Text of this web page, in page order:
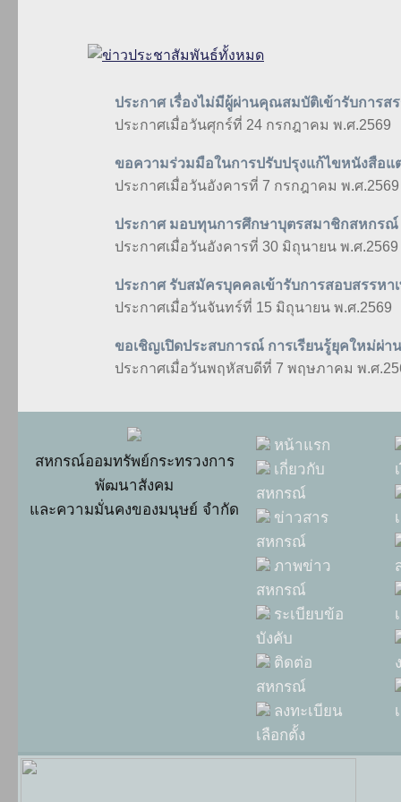
ประกาศ เรื่องไม่มีผู้ผ่านคุณสมบัติเข้ารับการ
ประกาศเมื่อวันศุกร์ที่ 24 กรกฎาคม พ.ศ.2569
ขอความร่วมมือในการปรับปรุงแก้ไขหนังสือแ
ประกาศเมื่อวันอังคารที่ 7 กรกฎาคม พ.ศ.2569
ประกาศ มอบทุนการศึกษาบุตรสมาชิกสหกร
ประกาศเมื่อวันอังคารที่ 30 มิถุนายน พ.ศ.2569
ประกาศ รับสมัครบุคคลเข้ารับการสอบสรรห
ประกาศเมื่อวันจันทร์ที่ 15 มิถุนายน พ.ศ.2569
ขอเชิญเปิดประสบการณ์ การเรียนรู้ยุคใหม่ผ่า
ประกาศเมื่อวันพฤหัสบดีที่ 7 พฤษภาคม พ.ศ
สหกรณ์ออมทรัพย์กระทรวงการ
พัฒนาสังคม
และความมั่นคงของมนุษย์ จำกัด
หน้าแรก
เกี่ยวกับ
สหกรณ์
ข่าวสาร
สหกรณ์
ภาพข่าว
สหกรณ์
ระเบียบข้อ
บังคับ
ติดต่อ
สหกรณ์
ลงทะเบียน
เลือกตั้ง